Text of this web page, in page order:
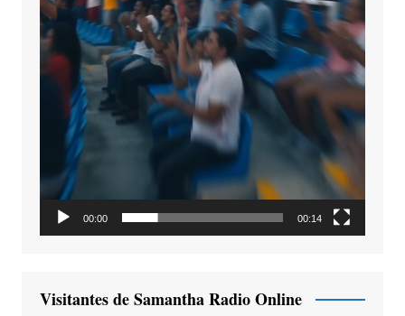
00:00 00:14
Visitantes de Samantha Radio Online